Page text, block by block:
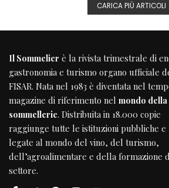
CARICA PIÙ ARTICOLI
Il Sommelier è la rivista trimestrale di
gastronomia e turismo organo ufficiale
FISAR. Nata nel 1983 è diventata nel
magazine di riferimento nel mondo della
sommellerie. Distribuita in 18.000 copie
raggiunge tutte le istituzioni pubbliche e
legate al mondo del vino, del turismo,
dell’agroalimentare e della formazione
settore.